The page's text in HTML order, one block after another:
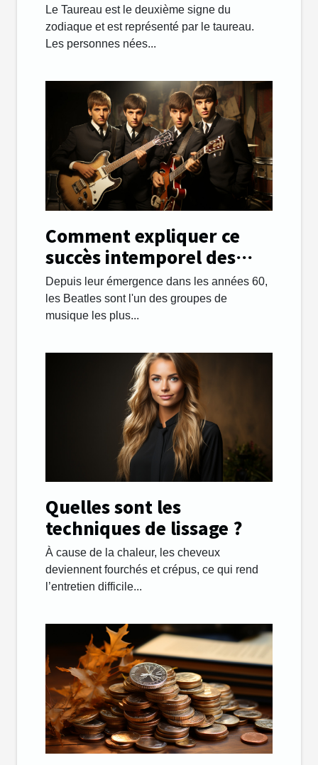
Le Taureau est le deuxième signe du
zodiaque et est représenté par le taureau.
Les personnes nées...
Comment expliquer ce
succès intemporel des
Beatles ?
Depuis leur émergence dans les années 60,
les Beatles sont l'un des groupes de
musique les plus...
Quelles sont les
techniques de lissage ?
À cause de la chaleur, les cheveux
deviennent fourchés et crépus, ce qui rend
l’entretien difficile...